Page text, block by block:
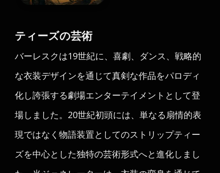
ティーズの芸術
バーレスクは19世紀に、喜劇、ダンス、戦略的
な衣装デザインを通じて真剣な作品をパロディ
化し誇張する劇場エンターテイメントとして登
場しました。20世紀初頭には、単なる扇情的表
現ではなく物語装置としてのストリップティー
ズを中心とした独特の芸術形式へと進化しまし